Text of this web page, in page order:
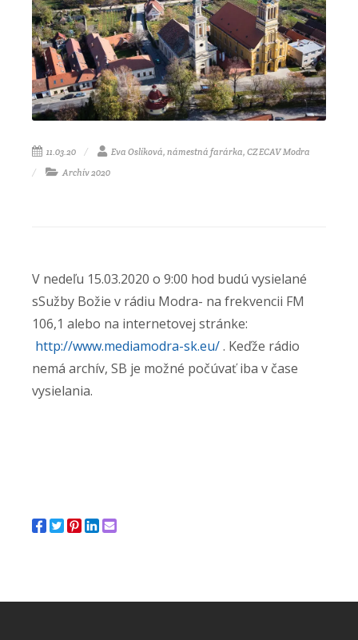
11.03.20
Eva Oslíková, námestná farárka, CZ ECAV Modra
Archív 2020
V nedeľu 15.03.2020 o 9:00 hod budú vysielané
sSužby Božie v rádiu Modra- na frekvencii FM
106,1 alebo na internetovej stránke:
http://www.mediamodra-sk.eu/. Keďže rádio
nemá archív, SB je možné počúvať iba v čase
vysielania.